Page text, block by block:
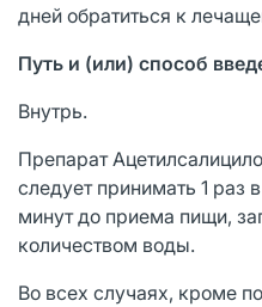
дней обратиться к
Путь и (или) способ
Внутрь.
Препарат
следует принимать 1 раз
минут до приема пищи,
количеством воды.
Во всех случаях, кроме